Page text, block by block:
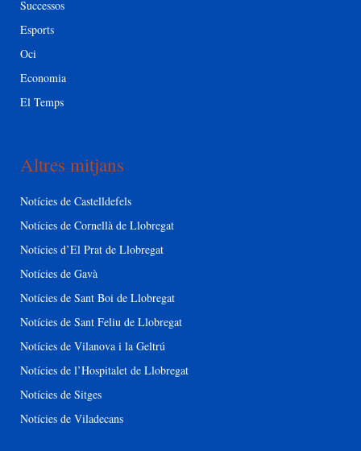
Successos
Esports
Oci
Economia
El Temps
Altres mitjans
Notícies de Castelldefels
Notícies de Cornellà de Llobregat
Notícies d’El Prat de Llobregat
Notícies de Gavà
Notícies de Sant Boi de Llobregat
Notícies de Sant Feliu de Llobregat
Notícies de Vilanova i la Geltrú
Notícies de l’Hospitalet de Llobregat
Notícies de Sitges
Notícies de Viladecans